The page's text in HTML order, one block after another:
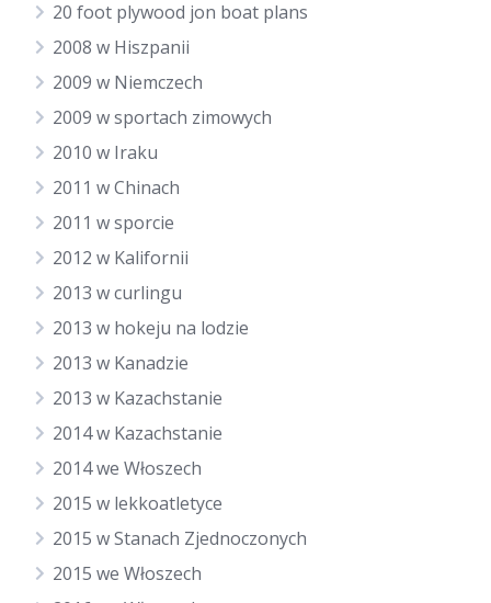
20 foot plywood jon boat plans
2008 w Hiszpanii
2009 w Niemczech
2009 w sportach zimowych
2010 w Iraku
2011 w Chinach
2011 w sporcie
2012 w Kalifornii
2013 w curlingu
2013 w hokeju na lodzie
2013 w Kanadzie
2013 w Kazachstanie
2014 w Kazachstanie
2014 we Włoszech
2015 w lekkoatletyce
2015 w Stanach Zjednoczonych
2015 we Włoszech